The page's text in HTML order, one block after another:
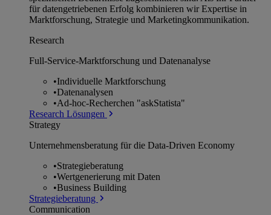
für datengetriebenen Erfolg kombinieren wir Expertise in
Marktforschung, Strategie und Marketingkommunikation.
Research
Full-Service-Marktforschung und Datenanalyse
•Individuelle Marktforschung
•Datenanalysen
•Ad-hoc-Recherchen "askStatista"
Research Lösungen
Strategy
Unternehmens­beratung für die Data-Driven Economy
•Strategieberatung
•Wertgenerierung mit Daten
•Business Building
Strategieberatung
Communication